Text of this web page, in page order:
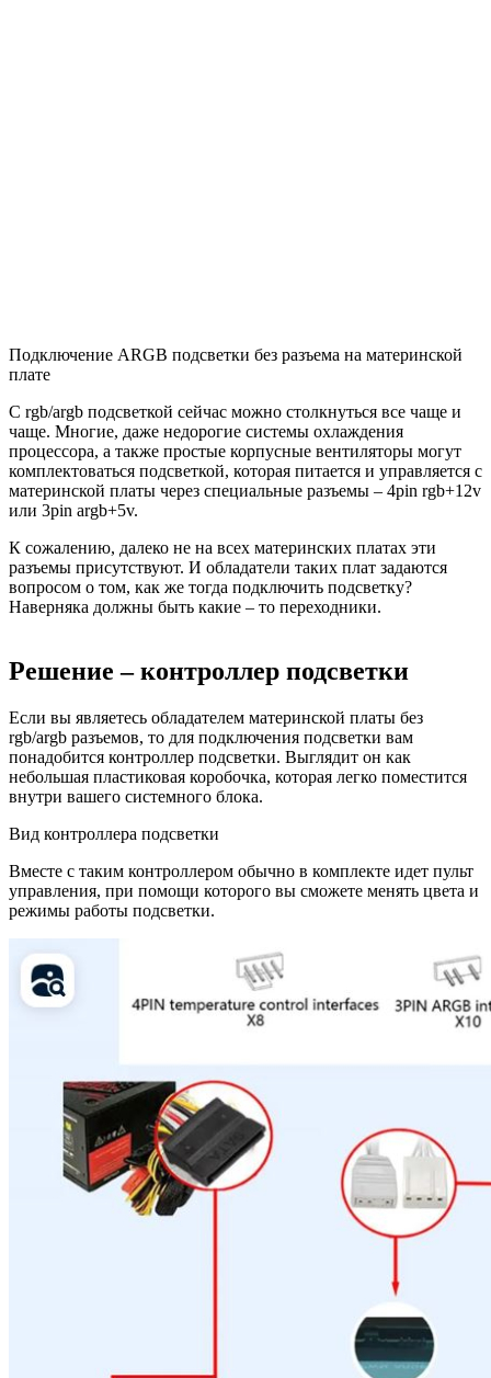
Подключение ARGB подсветки без разъема на материнской
плате
С rgb/argb подсветкой сейчас можно столкнуться все чаще и
чаще. Многие, даже недорогие системы охлаждения
процессора, а также простые корпусные вентиляторы могут
комплектоваться подсветкой, которая питается и управляется с
материнской платы через специальные разъемы – 4pin rgb+12v
или 3pin argb+5v.
К сожалению, далеко не на всех материнских платах эти
разъемы присутствуют. И обладатели таких плат задаются
вопросом о том, как же тогда подключить подсветку?
Наверняка должны быть какие – то переходники.
Решение – контроллер подсветки
Если вы являетесь обладателем материнской платы без
rgb/argb разъемов, то для подключения подсветки вам
понадобится контроллер подсветки. Выглядит он как
небольшая пластиковая коробочка, которая легко поместится
внутри вашего системного блока.
Вид контроллера подсветки
Вместе с таким контроллером обычно в комплекте идет пульт
управления, при помощи которого вы сможете менять цвета и
режимы работы подсветки.